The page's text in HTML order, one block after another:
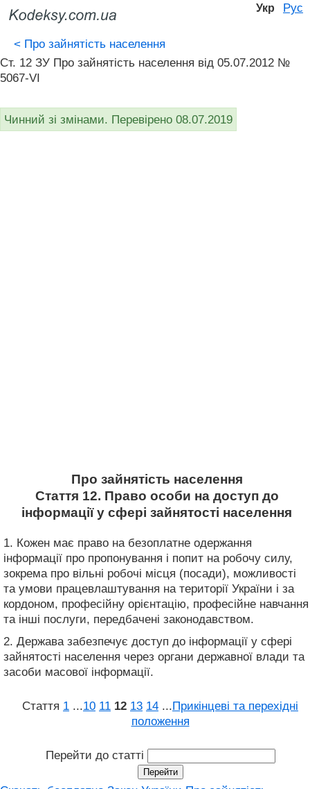
Укр Рус
< Про зайнятість населення
Ст. 12 ЗУ Про зайнятість населення від 05.07.2012 №
5067-VI
Чинний зі змінами. Перевірено 08.07.2019
Про зайнятість населення
Стаття 12. Право особи на доступ до
інформації у сфері зайнятості населення
1. Кожен має право на безоплатне одержання
інформації про пропонування і попит на робочу силу,
зокрема про вільні робочі місця (посади), можливості
та умови працевлаштування на території України і за
кордоном, професійну орієнтацію, професійне навчання
та інші послуги, передбачені законодавством.
2. Держава забезпечує доступ до інформації у сфері
зайнятості населення через органи державної влади та
засоби масової інформації.
Стаття 1 ...10 11 12 13 14 ...Прикінцеві та перехідні
положення
Перейти до статті